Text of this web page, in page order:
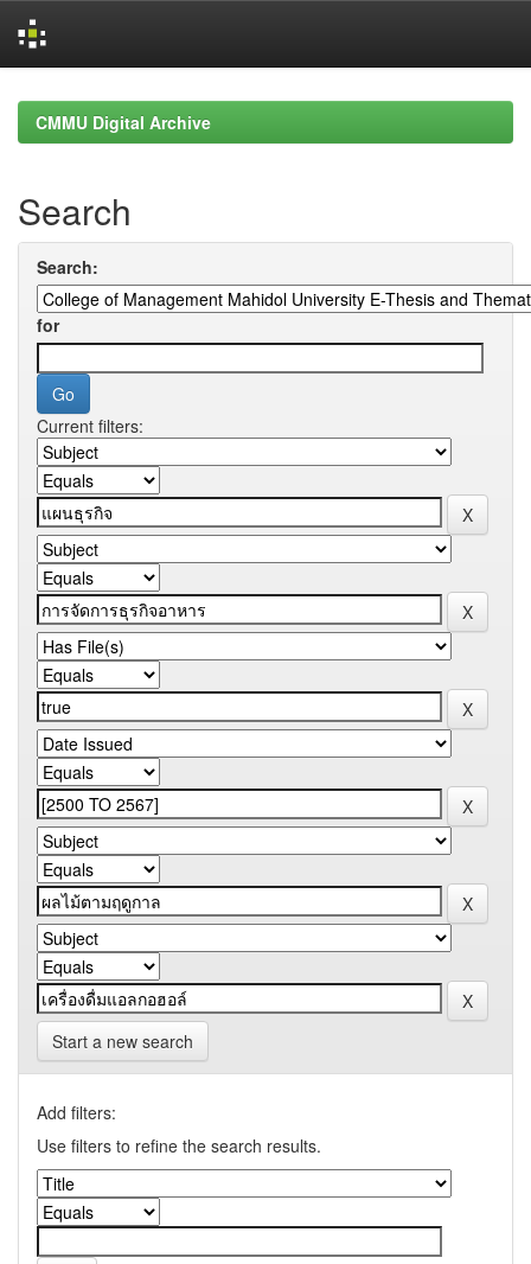
navigationCMMU Digital Archive
Search
Search:
for
Current filters:
Start a new search
Add filters:
Use filters to refine the search results.